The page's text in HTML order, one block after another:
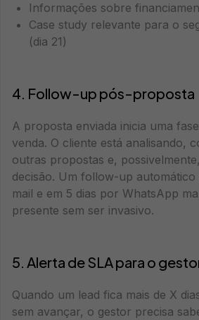
Informações sobre
Case study relevante para o
(dia 21)
4. Follow-up pós-proposta
A proposta enviada inicia uma
venda. O cliente está analisando,
outras propostas e,
decisão. Um follow-up automático
mail e em 5 dias por WhatsApp
presente sem ser invasivo.
5. Alerta de SLA para o
Quando um lead fica mais de X
sem avançar, o gestor precisa